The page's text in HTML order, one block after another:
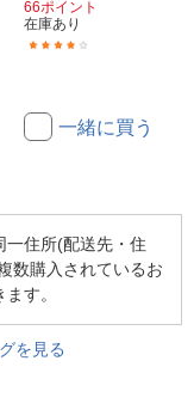
66ポイント
在庫あり
一緒に買う
住所(配送先・住
数購入されているお
す。
を見る